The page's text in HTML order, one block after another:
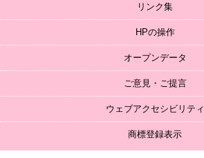
リンク集
HPの操作
オープンデータ
ご意見・ご提言
ウェブアクセシビリティ
商標登録表示